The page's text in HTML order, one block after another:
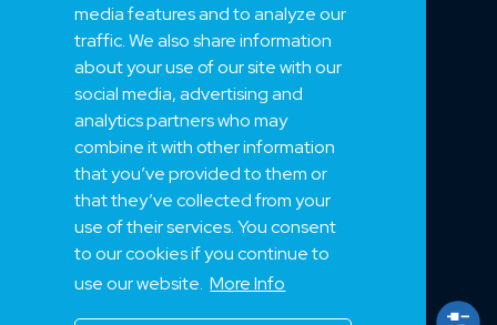
media features and to analyze our
traffic. We also share information
about your use of our site with our
social media, advertising and
analytics partners who may
combine it with other information
that you’ve provided to them or
that they’ve collected from your
use of their services. You consent
to our cookies if you continue to
use our website. More Info
Merker 4
Om oss
Bærekraft
Support
Jobb hos oss